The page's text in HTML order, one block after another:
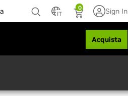
IT
0 Sign In
Acquista